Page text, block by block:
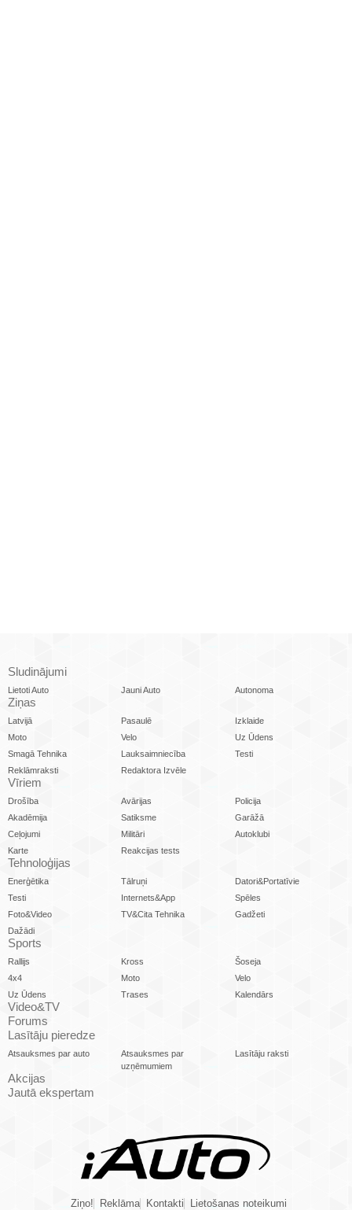
Sludinājumi
Lietoti Auto Jauni Auto Autonoma
Ziņas
Latvijā Pasaulē
Izklaide
Moto
Velo
Uz Ūdens
Smagā Tehnika
Lauksaimniecība
Testi
Reklāmraksti
Redaktora Izvēle
Vīriem
Drošība Avārijas
Policija
Akadēmija
Satiksme
Garāžā
Ceļojumi
Militāri
Autoklubi
Karte
Reakcijas tests
Tehnoloģijas
Enerģētika Tālruņi
Datori&Portatīvie
Testi
Internets&App
Spēles
Foto&Video
TV&Cita Tehnika
Gadžeti
Dažādi
Sports
Rallijs Kross
Šoseja
4x4
Moto
Velo
Uz Ūdens
Trases Kalendārs
Video&TV
Forums
Lasītāju pieredze
Atsauksmes par auto
Atsauksmes par
uzņēmumiem
Lasītāju raksti
Akcijas
Jautā ekspertam
Ziņo! Reklāma Kontakti Lietošanas noteikumi